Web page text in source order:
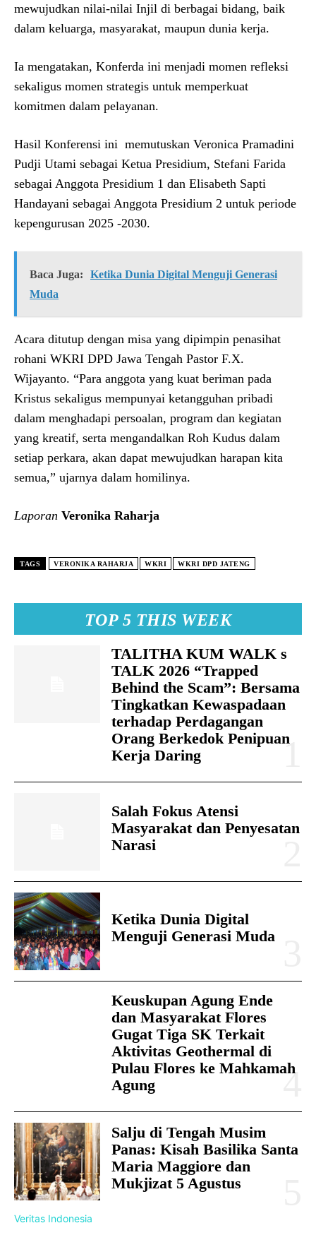
TOP 5 THIS WEEK
TALITHA KUM WALK s
TALK 2026 “Trapped
Behind the Scam”: Bersama
Tingkatkan Kewaspadaan
terhadap Perdagangan
Orang Berkedok Penipuan
Kerja Daring
Salah Fokus Atensi
Masyarakat dan Penyesatan
Narasi
Ketika Dunia Digital
Menguji Generasi Muda
Keuskupan Agung Ende
dan Masyarakat Flores
Gugat Tiga SK Terkait
Aktivitas Geothermal di
Pulau Flores ke Mahkamah
Agung
Salju di Tengah Musim
Panas: Kisah Basilika Santa
Maria Maggiore dan
Mukjizat 5 Agustus
Veritas Indonesia
mewujudkan nilai-nilai Injil di berbagai bidang, baik
dalam keluarga, masyarakat, maupun dunia kerja.
Ia mengatakan, Konferda ini menjadi momen refleksi
sekaligus momen strategis untuk memperkuat
komitmen dalam pelayanan.
Hasil Konferensi ini memutuskan Veronica Pramadini
Pudji Utami sebagai Ketua Presidium, Stefani Farida
sebagai Anggota Presidium 1 dan Elisabeth Sapti
Handayani sebagai Anggota Presidium 2 untuk periode
kepengurusan 2025 -2030.
Baca Juga:
Ketika Dunia Digital Menguji Generasi
Muda
Acara ditutup dengan misa yang dipimpin penasihat
rohani WKRI DPD Jawa Tengah Pastor F.X.
Wijayanto. “Para anggota yang kuat beriman pada
Kristus sekaligus mempunyai ketangguhan pribadi
dalam menghadapi persoalan, program dan kegiatan
yang kreatif, serta mengandalkan Roh Kudus dalam
setiap perkara, akan dapat mewujudkan harapan kita
semua,” ujarnya dalam homilinya.
Laporan Veronika Raharja
TAGS VERONIKA RAHARJA WKRI WKRI DPD JATENG